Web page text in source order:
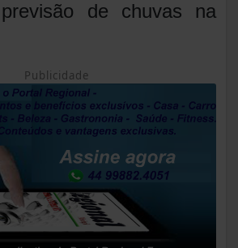
de chuvas na
Publicidade